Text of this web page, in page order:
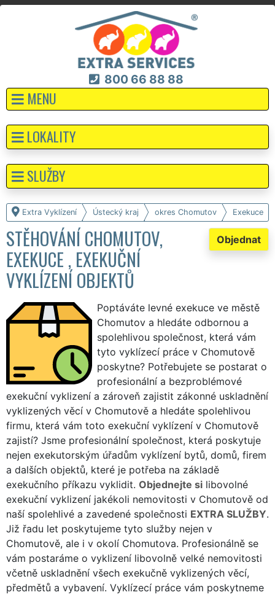
800 66 88 88
MENU
Extra Vyklízení Ústecký kraj okres Chomutov Exekuce
Objednat
STĚHOVÁNÍ CHOMUTOV,
EXEKUCE , EXEKUČNÍ
VYKLÍZENÍ OBJEKTŮ
Poptáváte levné exekuce ve městě
Chomutov a hledáte odbornou a
spolehlivou společnost, která vám
tyto vyklízecí práce v Chomutově
poskytne? Potřebujete se postarat o
profesionální a bezproblémové
exekuční vyklizení a zároveň zajistit zákonné uskladnění
vyklizených věcí v Chomutově a hledáte spolehlivou
firmu, která vám toto exekuční vyklízení v Chomutově
zajistí? Jsme profesionální společnost, která poskytuje
nejen exekutorským úřadům vyklízení bytů, domů, firem
a dalších objektů, které je potřeba na základě
exekučního příkazu vyklidit. Objednejte si libovolné
exekuční vyklizení jakékoli nemovitosti v Chomutově od
naší spolehlivé a zavedené společnosti EXTRA SLUŽBY.
Již řadu let poskytujeme tyto služby nejen v
Chomutově, ale i v okolí Chomutova. Profesionálně se
vám postaráme o vyklizení libovolně velké nemovitosti
včetně uskladnění všech exekučně vyklizených věcí,
předmětů a vybavení. Vyklízecí práce vám poskytneme
LOKALITY
SLUŽBY